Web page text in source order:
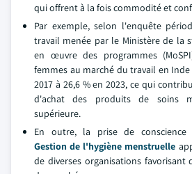
qui offrent à la fois commodité et
Par exemple, selon l'enquête
travail menée par le Ministère de la
en œuvre des programmes
femmes au marché du travail en Inde
2017 à 26,6 % en 2023, ce qui
d'achat des produits de soins
supérieure.
En outre, la prise de conscience
Gestion de l'hygiène menstruelle
de diverses organisations favorisant